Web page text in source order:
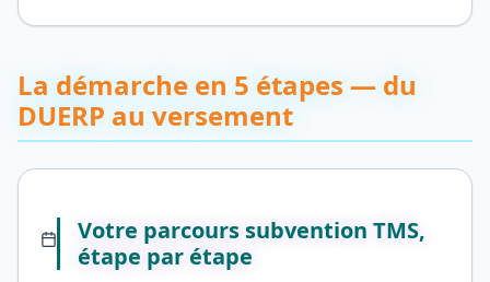
La démarche en 5 étapes — du
DUERP au versement
Votre parcours subvention TMS,
étape par étape